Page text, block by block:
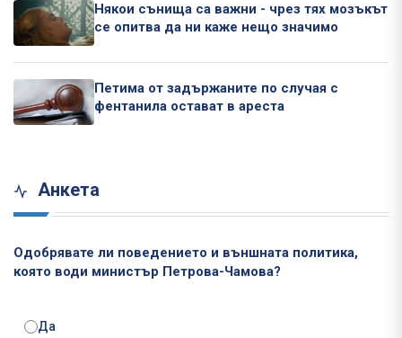
Някои сънища са важни - чрез тях мозъкът
се опитва да ни каже нещо значимо
Петима от задържаните по случая с
фентанила остават в ареста
Анкета
Одобрявате ли поведението и външната политика,
която води министър Петрова-Чамова?
Да